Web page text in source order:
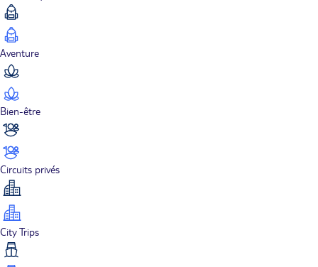
Aventure
Bien-être
Circuits privés
City Trips